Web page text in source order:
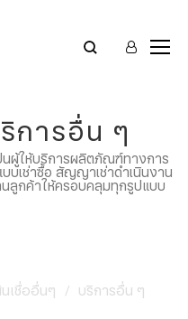
การอื่น ๆ
นผู้ให้บริการผลิตภัณฑ์ทางการ
บเช่าซื้อ สัญญาเช่าดำเนินงาน
นลูกค้าให้ครอบคลุมทุกรูปแบบ
เชื่ออื่นๆ บริการอื่น ๆ